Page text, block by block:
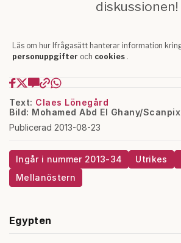
Text: Claes Lönegård
Bild: Mohamed Abd El Ghany/Scanpix
Publicerad 2013-08-23
Ingår i nummer 2013-34 Utrikes
Mellanöstern
Egypten